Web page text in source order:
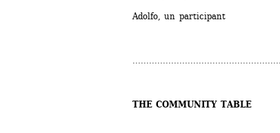
Adolfo, un participant
THE COMMUNITY TABLE